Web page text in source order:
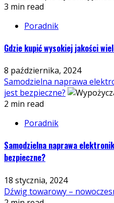
3 min read
Poradnik
Gdzie kupić wysokiej jakości
8 października, 2024
Samodzielna naprawa
jest bezpieczne?
2 min read
Poradnik
Samodzielna naprawa
bezpieczne?
18 stycznia, 2024
Dźwig towarowy –